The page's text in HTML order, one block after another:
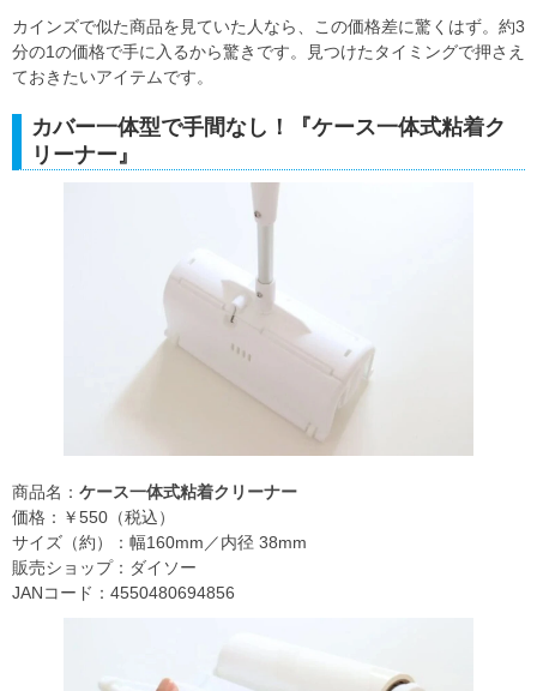
カインズで似た商品を見ていた人なら、この価格差に驚くはず。約3
分の1の価格で手に入るから驚きです。見つけたタイミングで押さえ
ておきたいアイテムです。
カバー一体型で手間なし！『ケース一体式粘着ク
リーナー』
商品名： ケース一体式粘着クリーナー
価格：￥550（税込）
サイズ（約）：幅160mm／内径 38mm
販売ショップ：ダイソー
JANコード：4550480694856